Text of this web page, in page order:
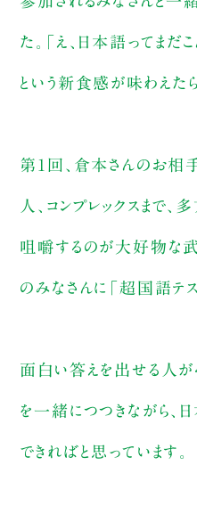
た。「え、日本語ってまだ
という新食感が味わえた
第1回、倉本さんのお相
人、コンプレックスまで
咀嚼するのが大好物な
のみなさんに「超国語テス
面白い答えを出せる人
を一緒につつきながら、
できればと思っています。